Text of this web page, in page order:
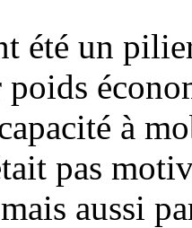
été un
à
pas
aussi